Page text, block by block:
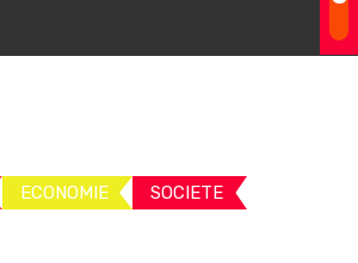
ECONOMIE SOCIETE